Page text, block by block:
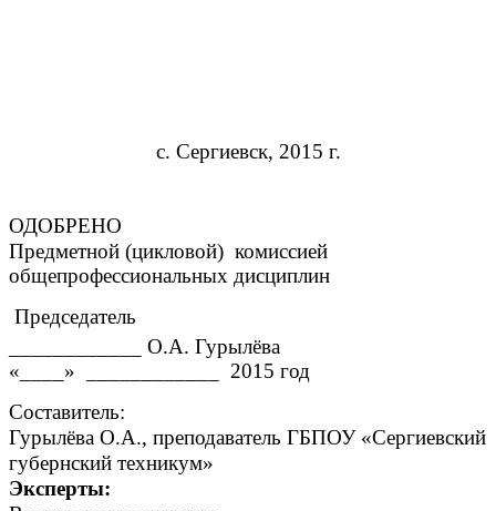
с. Сергиевск, 2015 г.
ОДОБРЕНО
Предметной (цикловой) комиссией
общепрофессиональных дисциплин
Председатель
____________ О.А. Гурылёва
«____» ____________ 2015 год
Составитель:
Гурылёва О.А., преподаватель ГБПОУ «Сергиевский
губернский техникум»
Эксперты: